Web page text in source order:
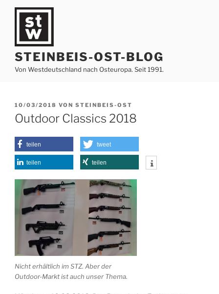
Zum
springen
STEINBEIS-OST-BLOG
Von Westdeutschland nach Osteuropa. Seit 1991.
VERÖFFENTLICHT
AM
10/03/2018 VON STEINBEIS-OST
Outdoor Classics 2018
teilen tweet
teilen teilen
Nicht erhältlich im STZ. Aber der
Outdoor-Markt ist auch unser Thema.